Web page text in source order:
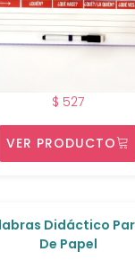
$ 527
VER PRODUCTO
Didáctico
De Papel